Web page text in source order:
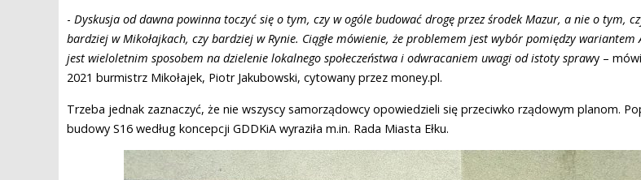
- Dyskusja od dawna powinna toczyć się o tym, czy w ogóle budować drogę przez środek Mazur, a nie o tym,
bardziej w Mikołajkach, czy bardziej w Rynie. Ciągłe mówienie, że problemem jest wybór pomiędzy wariantem
jest wieloletnim sposobem na dzielenie lokalnego społeczeństwa i odwracaniem uwagi od istoty sprawy –
2021 burmistrz Mikołajek, Piotr Jakubowski, cytowany przez money.pl.
Trzeba jednak zaznaczyć, że nie wszyscy samorządowcy opowiedzieli się przeciwko rządowym planom.
budowy S16 według koncepcji GDDKiA wyraziła m.in. Rada Miasta Ełku.